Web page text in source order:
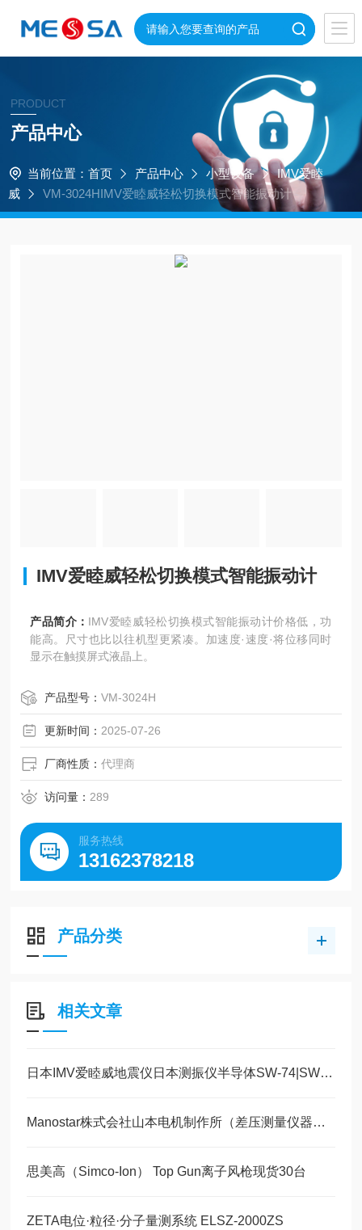
PRODUCT
产品中心
当前位置： 首页 产品中心 小型设备
IMV爱睦
威
VM-3024HIMV爱睦威轻松切换模式智能振动计
IMV爱睦威轻松切换模式智能振动计
产品简介： IMV爱睦威轻松切换模式智能振动计价格低，功
能高。尺寸也比以往机型更紧凑。加速度·速度·将位移同时
显示在触摸屏式液晶上。
产品型号：VM-3024H
更新时间： 2025-07-26
厂商性质：代理商
访问量： 289
服务热线
13162378218
产品分类
相关文章
日本IMV爱睦威地震仪日本测振仪半导体SW-74|SW-72
Manostar株式会社山本电机制作所（差压测量仪器）简介
思美高（Simco-Ion） Top Gun离子风枪现货30台
ZETA电位·粒径·分子量测系统 ELSZ-2000ZS